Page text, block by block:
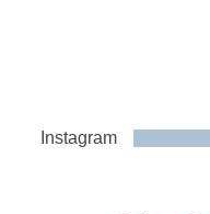
Instagram